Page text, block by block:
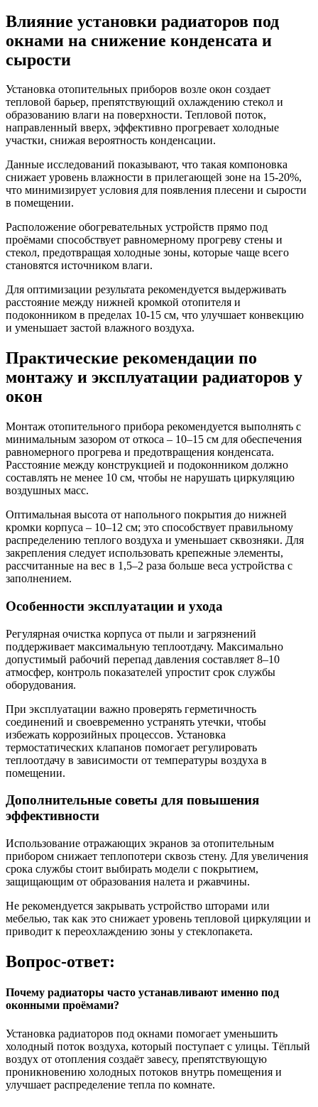
Влияние установки радиаторов под
окнами на снижение конденсата и
сырости
Установка отопительных приборов возле окон создает
тепловой барьер, препятствующий охлаждению стекол и
образованию влаги на поверхности. Тепловой поток,
направленный вверх, эффективно прогревает холодные
участки, снижая вероятность конденсации.
Данные исследований показывают, что такая компоновка
снижает уровень влажности в прилегающей зоне на 15-20%,
что минимизирует условия для появления плесени и сырости
в помещении.
Расположение обогревательных устройств прямо под
проёмами способствует равномерному прогреву стены и
стекол, предотвращая холодные зоны, которые чаще всего
становятся источником влаги.
Для оптимизации результата рекомендуется выдерживать
расстояние между нижней кромкой отопителя и
подоконником в пределах 10-15 см, что улучшает конвекцию
и уменьшает застой влажного воздуха.
Практические рекомендации по
монтажу и эксплуатации радиаторов у
окон
Монтаж отопительного прибора рекомендуется выполнять с
минимальным зазором от откоса – 10–15 см для обеспечения
равномерного прогрева и предотвращения конденсата.
Расстояние между конструкцией и подоконником должно
составлять не менее 10 см, чтобы не нарушать циркуляцию
воздушных масс.
Оптимальная высота от напольного покрытия до нижней
кромки корпуса – 10–12 см; это способствует правильному
распределению теплого воздуха и уменьшает сквозняки. Для
закрепления следует использовать крепежные элементы,
рассчитанные на вес в 1,5–2 раза больше веса устройства с
заполнением.
Особенности эксплуатации и ухода
Регулярная очистка корпуса от пыли и загрязнений
поддерживает максимальную теплоотдачу. Максимально
допустимый рабочий перепад давления составляет 8–10
атмосфер, контроль показателей упростит срок службы
оборудования.
При эксплуатации важно проверять герметичность
соединений и своевременно устранять утечки, чтобы
избежать коррозийных процессов. Установка
термостатических клапанов помогает регулировать
теплоотдачу в зависимости от температуры воздуха в
помещении.
Дополнительные советы для повышения
эффективности
Использование отражающих экранов за отопительным
прибором снижает теплопотери сквозь стену. Для увеличения
срока службы стоит выбирать модели с покрытием,
защищающим от образования налета и ржавчины.
Не рекомендуется закрывать устройство шторами или
мебелью, так как это снижает уровень тепловой циркуляции и
приводит к переохлаждению зоны у стеклопакета.
Вопрос-ответ:
Почему радиаторы часто устанавливают именно под
оконными проёмами?
Установка радиаторов под окнами помогает уменьшить
холодный поток воздуха, который поступает с улицы. Тёплый
воздух от отопления создаёт завесу, препятствующую
проникновению холодных потоков внутрь помещения и
улучшает распределение тепла по комнате.